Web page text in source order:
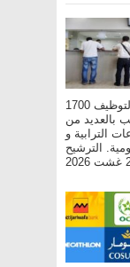
مباريات لتوظيف 1700
بالعديد من
الترابية و
الترشيح